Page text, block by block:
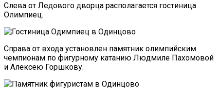
Слева от Ледового дворца располагается гостиница
Олимпиец.
Справа от входа установлен памятник олимпийским
чемпионам по фигурному катанию Людмиле Пахомовой
и Алексею Горшкову.